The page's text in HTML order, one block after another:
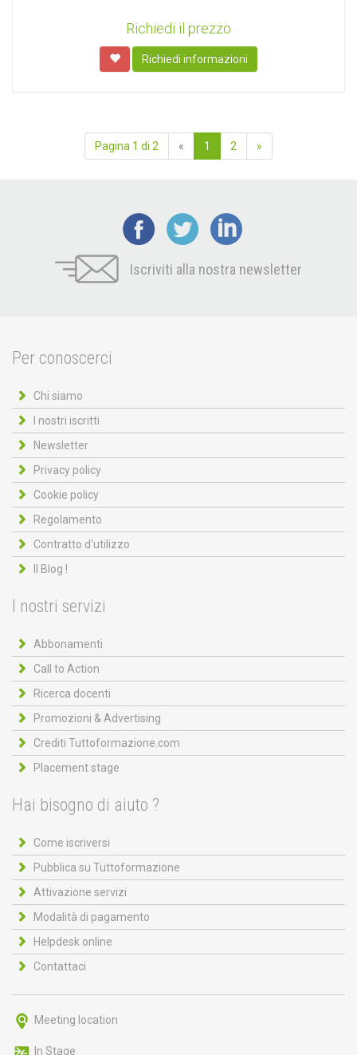
Richiedi il prezzo
Richiedi informazioni
Pagina 1 di 2 « 1 2 »
Iscriviti alla nostra newsletter
Per conoscerci
Chi siamo
I nostri iscritti
Newsletter
Privacy policy
Cookie policy
Regolamento
Contratto d'utilizzo
Il Blog !
I nostri servizi
Abbonamenti
Call to Action
Ricerca docenti
Promozioni & Advertising
Crediti Tuttoformazione.com
Placement stage
Hai bisogno di aiuto ?
Come iscriversi
Pubblica su Tuttoformazione
Attivazione servizi
Modalità di pagamento
Helpdesk online
Contattaci
Meeting location
In Stage